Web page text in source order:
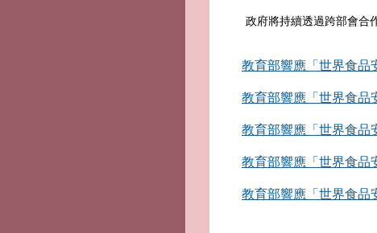
政府將持續透過跨部會合
教育部響應「世界食品
教育部響應「世界食品
教育部響應「世界食品
教育部響應「世界食品
教育部響應「世界食品